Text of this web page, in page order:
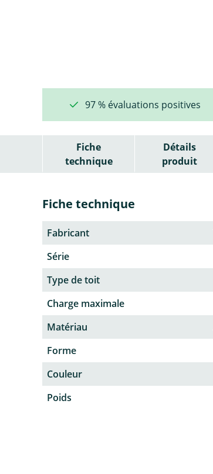
97 % évaluations positives
Fiche
technique
Détails
produit
Fiche technique
Fabricant
Série
Type de toit
Charge maximale
Matériau
Forme
Couleur
Poids